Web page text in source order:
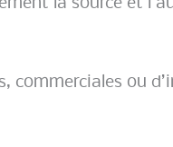
la source et
commerciales ou